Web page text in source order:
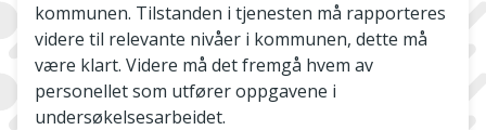
kommunen. Tilstanden i tjenesten må rapporteres
videre til relevante nivåer i kommunen, dette må
være klart. Videre må det fremgå hvem av
personellet som utfører oppgavene i
undersøkelsesarbeidet.